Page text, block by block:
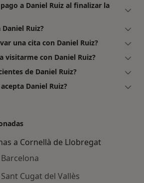
a Daniel Ruiz al finalizar la
Ruiz?
una cita con Daniel Ruiz?
visitarme con Daniel Ruiz?
de Daniel Ruiz?
Daniel Ruiz?
a Cornellà de Llobregat
Cugat del Vallès